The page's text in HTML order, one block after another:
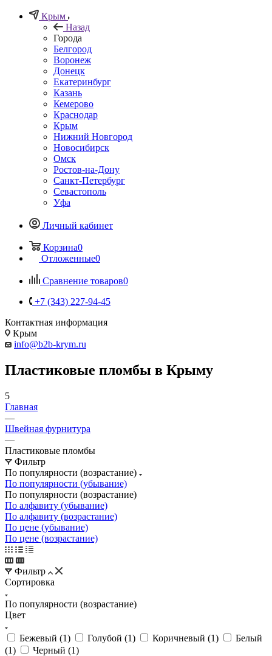
Крым
Назад
Города
Белгород
Воронеж
Донецк
Екатеринбург
Казань
Кемерово
Краснодар
Крым
Нижний Новгород
Новосибирск
Омск
Ростов-на-Дону
Санкт-Петербург
Севастополь
Уфа
Личный кабинет
Корзина0
Отложенные0
Сравнение товаров0
+7 (343) 227-94-45
Контактная информация
Крым
info@b2b-krym.ru
Пластиковые пломбы в Крыму
5
Главная
—
Швейная фурнитура
—
Пластиковые пломбы
Фильтр
По популярности (возрастание)
По популярности (убывание)
По популярности (возрастание)
По алфавиту (убывание)
По алфавиту (возрастание)
По цене (убывание)
По цене (возрастание)
Фильтр
Сортировка
По популярности (возрастание)
Цвет
Бежевый (1) Голубой (1) Коричневый (1)
Белый
(1) Черный (1)